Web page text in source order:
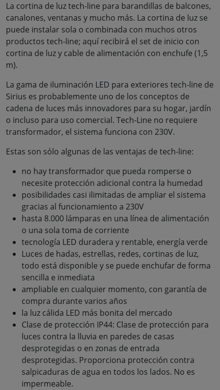
La cortina de luz tech-line para barandillas de balcones,
canalones, ventanas y mucho más. La cortina de luz se
puede instalar sola o combinada con muchos otros
productos tech-line; aquí recibirá el set de inicio con
cortina de luz y cable de alimentación con enchufe (1,5
m).
La gama de iluminación LED para exteriores tech-line de
Sirius es probablemente uno de los conceptos de
cadena de luces más innovadores para su hogar, jardín
o incluso para uso comercial. Tech-Line no requiere
transformador, el sistema funciona con 230V.
Estas son sólo algunas de las ventajas de tech-line:
no hay transformador que pueda romperse o
necesite protección adicional contra la humedad
posibilidades casi ilimitadas de ampliar el sistema
gracias al funcionamiento a 230V
hasta 8.000 lámparas en una línea de alimentación
o una sola toma de corriente
tecnología LED duradera y rentable, energía verde
Luces de hadas, estrellas, redes, cortinas de luz,
todo está disponible y se puede enchufar de forma
sencilla e inmediata
ampliable en cualquier momento, con garantía de
compra durante varios años
la luz cálida LED más bonita del mercado
Clase de protección IP44: Clase de protección para
luces contra la lluvia en paredes de casas
desprotegidas o en zonas de entrada
desprotegidas. Proporciona protección contra
salpicaduras de agua en todos los lados. No es
impermeable.